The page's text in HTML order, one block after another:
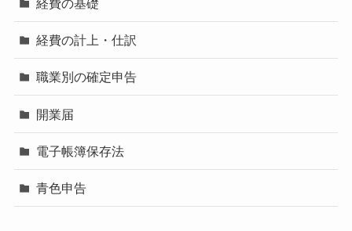
経費の基礎
経費の計上・仕訳
職業別の確定申告
開業届
電子帳簿保存法
青色申告